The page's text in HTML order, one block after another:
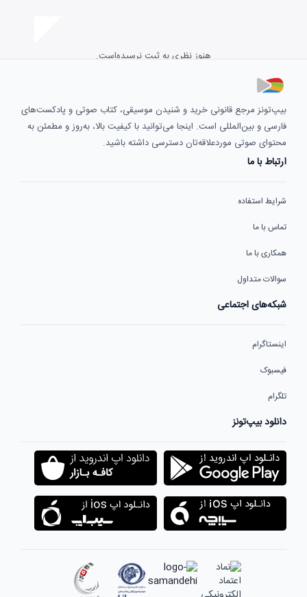
هنوز نظری به ثبت نرسیده‌است.
بیپ‌تونز مرجع قانونی خرید و شنیدن موسیقی، کتاب صوتی و پادکست‌های
فارسی و بین‌المللی است. اینجا می‌توانید با کیفیت بالا، به‌روز و مطمئن به
محتوای صوتی موردعلاقه‌تان دسترسی داشته باشید.
ارتباط با ما
شرایط استفاده
تماس با ما
همکاری با ما
سوالات متداول
شبکه‌های اجتماعی
اینستاگرام
فیسبوک
تلگرام
دانلود بیپ‌تونز